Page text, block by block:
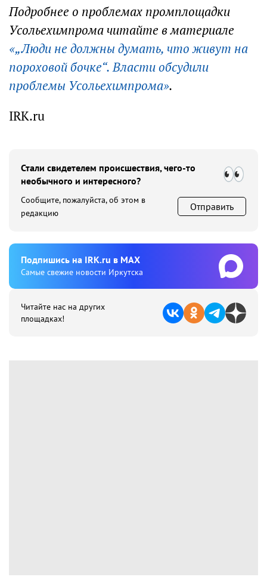
Подробнее о проблемах промплощадки
Усольехимпрома читайте в материале
«„Люди не должны думать, что живут на
пороховой бочке“. Власти обсудили
проблемы Усольехимпрома».
IRK.ru
Стали свидетелем происшествия, чего-то
необычного и интересного?
Сообщите, пожалуйста, об этом в
редакцию
Отправить
Подпишиcь на IRK.ru в MAX
Cамые свежие новости Иркутска
Читайте нас на других
площадках!